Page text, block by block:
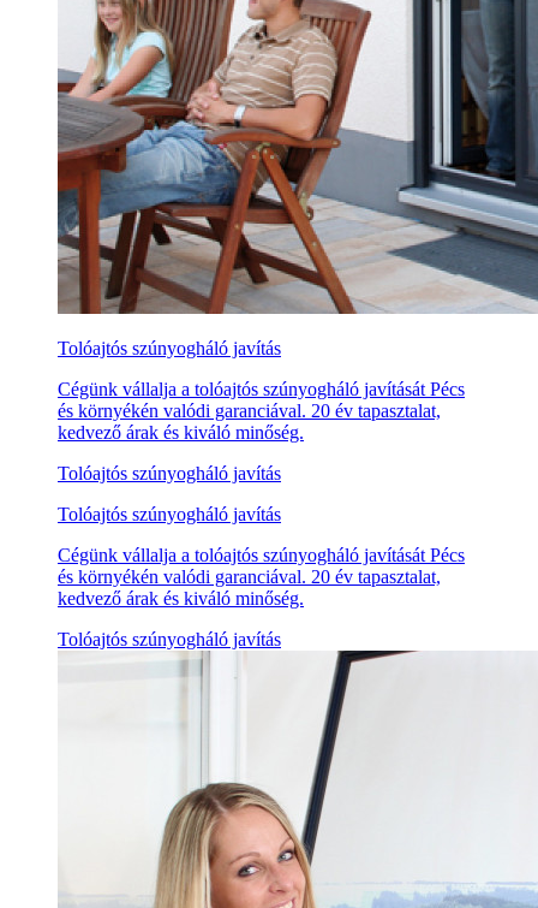
Tolóajtós szúnyogháló javítás
Cégünk vállalja a tolóajtós szúnyogháló javítását Pécs
és környékén valódi garanciával. 20 év tapasztalat,
kedvező árak és kiváló minőség.
Tolóajtós szúnyogháló javítás
Tolóajtós szúnyogháló javítás
Cégünk vállalja a tolóajtós szúnyogháló javítását Pécs
és környékén valódi garanciával. 20 év tapasztalat,
kedvező árak és kiváló minőség.
Tolóajtós szúnyogháló javítás